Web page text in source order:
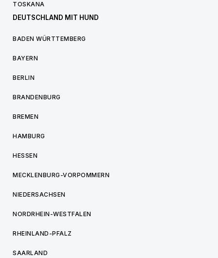
TOSKANA
DEUTSCHLAND MIT HUND
BADEN WÜRTTEMBERG
BAYERN
BERLIN
BRANDENBURG
BREMEN
HAMBURG
HESSEN
MECKLENBURG-VORPOMMERN
NIEDERSACHSEN
NORDRHEIN-WESTFALEN
RHEINLAND-PFALZ
SAARLAND